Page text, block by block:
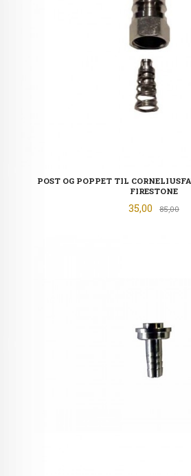
POST OG POPPET TIL
FIRESTONE
Tilbud
35,00 85,00